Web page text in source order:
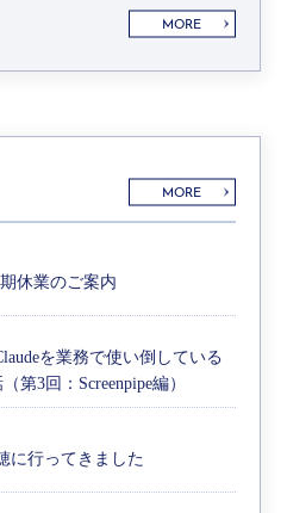
MORE
MORE
休業のご案内
を業務で使い倒している
第3回：Screenpipe編）
に行ってきました